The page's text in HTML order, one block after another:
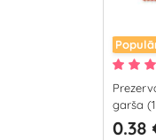
garša
0.38